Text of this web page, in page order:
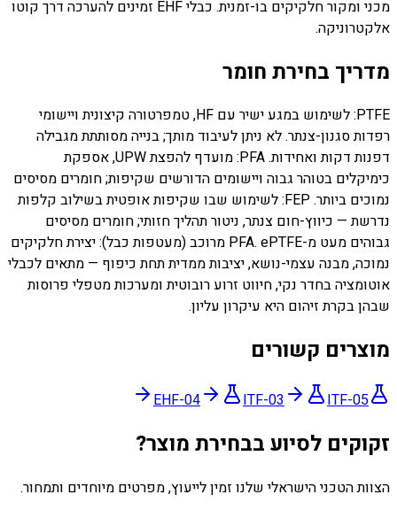
מכני ומקור חלקיקים בו-זמנית. כבלי EHF זמינים להערכה דרך קוטו
אלקטרוניקה.
מדריך בחירת חומר
PTFE: לשימוש במגע ישיר עם HF, טמפרטורה קיצונית ויישומי
רפדות סגנון-צנתר. לא ניתן לעיבוד מותך; בנייה מסותתת מגבילה
דפנות דקות ואחידות. PFA: מועדף להפצת UPW, אספקת
כימיקלים בטוהר גבוה ויישומים הדורשים שקיפות; חומרים מסיסים
נמוכים ביותר. FEP: לשימוש שבו שקיפות אופטית בשילוב קלפות
נדרשת — כיווץ-חום צנתר, ניטור תהליך חזותי; חומרים מסיסים
גבוהים מעט מ-PFA. ePTFE מרוכב (מעטפות כבל): יצירת חלקיקים
נמוכה, מבנה עצמי-נושא, יציבות ממדית תחת כיפוף — מתאים לכבלי
אוטומציה בחדר נקי, חיווט זרוע רובוטית ומערכות מטפלי פרוסות
שבהן בקרת זיהום היא עיקרון עליון.
מוצרים קשורים
EHF-04 ITF-03 ITF-05
זקוקים לסיוע בבחירת מוצר?
הצוות הטכני הישראלי שלנו זמין לייעוץ, מפרטים מיוחדים ותמחור.